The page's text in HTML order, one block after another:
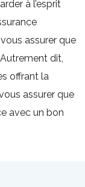
à l’esprit
assurer que
dit,
offrant la
assurer que
avec un bon